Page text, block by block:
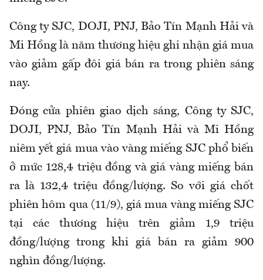
Công ty SJC, DOJI, PNJ, Bảo Tín Mạnh Hải và
Mi Hồng là năm thương hiệu ghi nhận giá mua
vào giảm gấp đôi giá bán ra trong phiên sáng
nay.
Đóng cửa phiên giao dịch sáng, Công ty SJC,
DOJI, PNJ, Bảo Tín Mạnh Hải và Mi Hồng
niêm yết giá mua vào vàng miếng SJC phổ biến
ở mức 128,4 triệu đồng và giá vàng miếng bán
ra là 132,4 triệu đồng/lượng. So với giá chốt
phiên hôm qua (11/9), giá mua vàng miếng SJC
tại các thương hiệu trên giảm 1,9 triệu
đồng/lượng trong khi giá bán ra giảm 900
nghìn đồng/lượng.